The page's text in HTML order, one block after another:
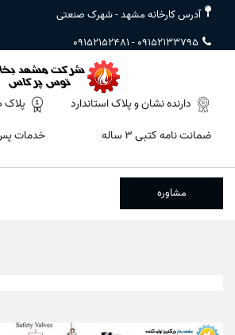
آدرس کارخانه مشهد - شهرک صنعتی
09152133795
-
09152152481
دارنده نشان و پلاک استاندارد
ضمانت نامه کتبی ۳ ساله
پلاک
خدمات پس از
مشاوره